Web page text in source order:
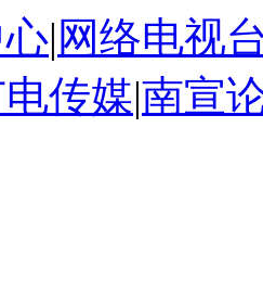
| 网络电视
传媒|南宣